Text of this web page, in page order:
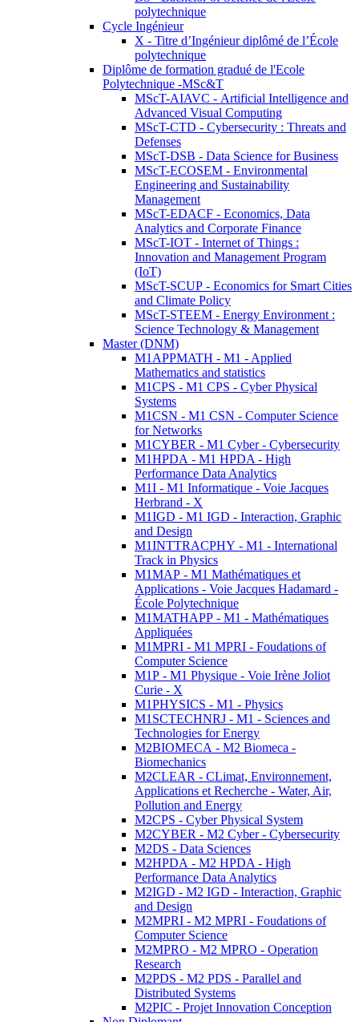
polytechnique
Cycle Ingénieur
X - Titre d’Ingénieur diplômé de l’École
polytechnique
Diplôme de formation gradué de l'Ecole
Polytechnique -MSc&T
MScT-AIAVC - Artificial Intelligence and
Advanced Visual Computing
MScT-CTD - Cybersecurity : Threats and
Defenses
MScT-DSB - Data Science for Business
MScT-ECOSEM - Environmental
Engineering and Sustainability
Management
MScT-EDACF - Economics, Data
Analytics and Corporate Finance
MScT-IOT - Internet of Things :
Innovation and Management Program
(IoT)
MScT-SCUP - Economics for Smart Cities
and Climate Policy
MScT-STEEM - Energy Environment :
Science Technology & Management
Master (DNM)
M1APPMATH - M1 - Applied
Mathematics and statistics
M1CPS - M1 CPS - Cyber Physical
Systems
M1CSN - M1 CSN - Computer Science
for Networks
M1CYBER - M1 Cyber - Cybersecurity
M1HPDA - M1 HPDA - High
Performance Data Analytics
M1I - M1 Informatique - Voie Jacques
Herbrand - X
M1IGD - M1 IGD - Interaction, Graphic
and Design
M1INTTRACPHY - M1 - International
Track in Physics
M1MAP - M1 Mathématiques et
Applications - Voie Jacques Hadamard -
École Polytechnique
M1MATHAPP - M1 - Mathématiques
Appliquées
M1MPRI - M1 MPRI - Foudations of
Computer Science
M1P - M1 Physique - Voie Irène Joliot
Curie - X
M1PHYSICS - M1 - Physics
M1SCTECHNRJ - M1 - Sciences and
Technologies for Energy
M2BIOMECA - M2 Biomeca -
Biomechanics
M2CLEAR - CLimat, Environnement,
Applications et Recherche - Water, Air,
Pollution and Energy
M2CPS - Cyber Physical System
M2CYBER - M2 Cyber - Cybersecurity
M2DS - Data Sciences
M2HPDA - M2 HPDA - High
Performance Data Analytics
M2IGD - M2 IGD - Interaction, Graphic
and Design
M2MPRI - M2 MPRI - Foudations of
Computer Science
M2MPRO - M2 MPRO - Operation
Research
M2PDS - M2 PDS - Parallel and
Distributed Systems
M2PIC - Projet Innovation Conception